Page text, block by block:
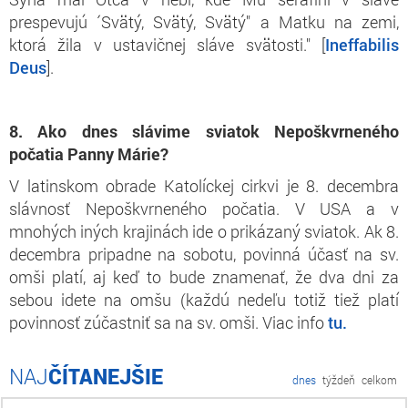
prespevujú ´Svätý, Svätý, Svätý" a Matku na zemi,
ktorá žila v ustavičnej sláve svätosti." [Ineffabilis
Deus].
8. Ako dnes slávime sviatok Nepoškvrneného
počatia Panny Márie?
V latinskom obrade Katolíckej cirkvi je 8. decembra
slávnosť Nepoškvrneného počatia. V USA a v
mnohých iných krajinách ide o prikázaný sviatok. Ak 8.
decembra pripadne na sobotu, povinná účasť na sv.
omši platí, aj keď to bude znamenať, že dva dni za
sebou idete na omšu (každú nedeľu totiž tiež platí
povinnosť zúčastniť sa na sv. omši. Viac infotu.
ČÍTANEJŠIE dnes týždeň celkom